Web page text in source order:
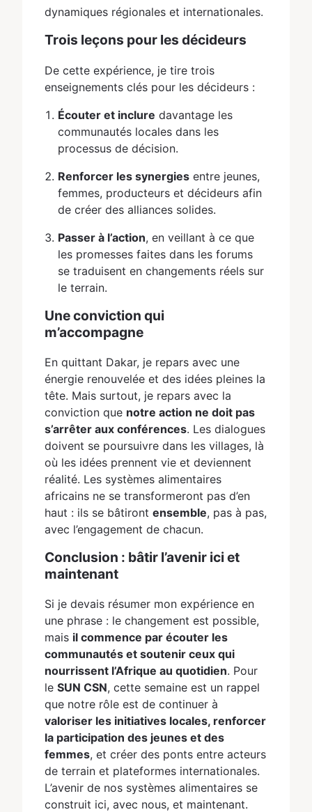
dynamiques régionales et internationales.
Trois leçons pour les décideurs
De cette expérience, je tire trois
enseignements clés pour les décideurs :
Écouter et inclure davantage les
communautés locales dans les
processus de décision.
Renforcer les synergies entre jeunes,
femmes, producteurs et décideurs afin
de créer des alliances solides.
Passer à l’action, en veillant à ce que
les promesses faites dans les forums
se traduisent en changements réels sur
le terrain.
Une conviction qui
m’accompagne
En quittant Dakar, je repars avec une
énergie renouvelée et des idées pleines la
tête. Mais surtout, je repars avec la
conviction que notre action ne doit pas
s’arrêter aux conférences. Les dialogues
doivent se poursuivre dans les villages, là
où les idées prennent vie et deviennent
réalité. Les systèmes alimentaires
africains ne se transformeront pas d’en
haut : ils se bâtiront ensemble, pas à pas,
avec l’engagement de chacun.
Conclusion : bâtir l’avenir ici et
maintenant
Si je devais résumer mon expérience en
une phrase : le changement est possible,
mais il commence par écouter les
communautés et soutenir ceux qui
nourrissent l’Afrique au quotidien. Pour
le SUN CSN, cette semaine est un rappel
que notre rôle est de continuer à
valoriser les initiatives locales, renforcer
la participation des jeunes et des
femmes, et créer des ponts entre acteurs
de terrain et plateformes internationales.
L’avenir de nos systèmes alimentaires se
construit ici, avec nous, et maintenant.